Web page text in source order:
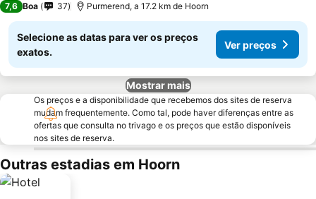
7,6 Boa 37 Purmerend, a 17.2 km de Hoorn
Selecione as datas para ver os preços
exatos.
Ver preços
Mostrar mais
Os preços e a disponibilidade que recebemos dos sites de reserva
mudam frequentemente. Como tal, pode haver diferenças entre as
ofertas que consulta no trivago e os preços que estão disponíveis
nos sites de reserva.
Outras estadias em Hoorn